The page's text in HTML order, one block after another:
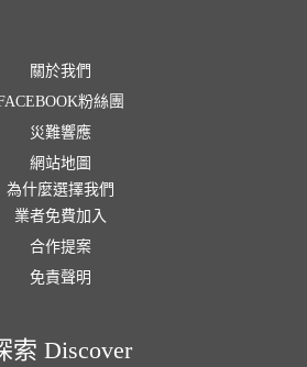
關於我們
粉絲團
災難響應
網站地圖
為什麼選擇我們
業者免費加入
合作提案
免責聲明
索 Discover